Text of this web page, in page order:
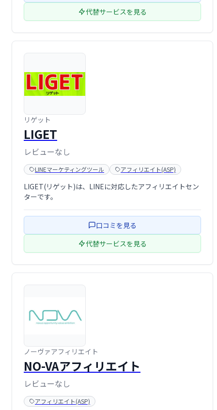
代替サービスを見る
リゲット
LIGET
レビューなし
LINEマーケティングツール アフィリエイト(ASP)
LIGET(リゲット)は、LINEに対応したアフィリエイトセン
ターです。
口コミを見る
代替サービスを見る
ノーヴァアフィリエイト
NO-VAアフィリエイト
レビューなし
アフィリエイト(ASP)